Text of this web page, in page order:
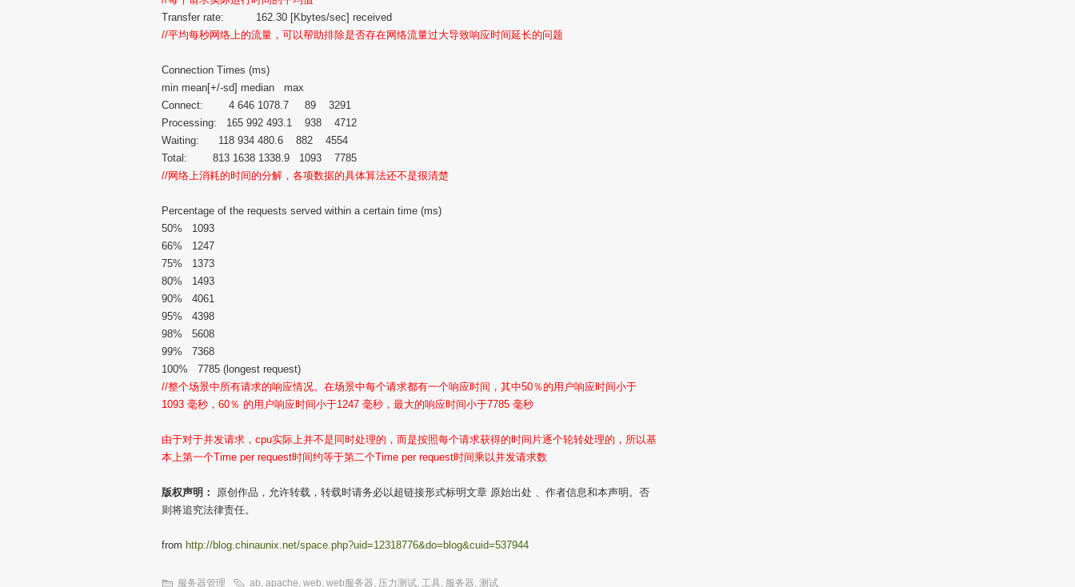
Transfer rate: 162.30 [Kbytes/sec] received
//平均每秒网络上的流量，可以帮助排除是否存在网络流量过大导致响应时间延长的问题
Connection Times (ms)
min mean[+/-sd] median max
Connect: 4 646 1078.7 89 3291
Processing: 165 992 493.1 938 4712
Waiting: 118 934 480.6 882 4554
Total: 813 1638 1338.9 1093 7785
//网络上消耗的时间的分解，各项数据的具体算法还不是很清楚
Percentage of the requests served within a certain time (ms)
50% 1093
66% 1247
75% 1373
80% 1493
90% 4061
95% 4398
98% 5608
99% 7368
100% 7785 (longest request)
//整个场景中所有请求的响应情况。在场景中每个请求都有一个响应时间，其中50％的用户响应时间小于
1093 毫秒，60％ 的用户响应时间小于1247 毫秒，最大的响应时间小于7785 毫秒
由于对于并发请求，cpu实际上并不是同时处理的，而是按照每个请求获得的时间片逐个轮转处理的，所以基
本上第一个Time per request时间约等于第二个Time per request时间乘以并发请求数
版权声明：
原创作品，允许转载，转载时请务必以超链接形式标明文章 原始出处 、作者信息和本声明。否
则将追究法律责任。
from http://blog.chinaunix.net/space.php?uid=12318776&do=blog&cuid=537944
服务器管理 ab, apache, web, web服务器, 压力测试, 工具, 服务器, 测试